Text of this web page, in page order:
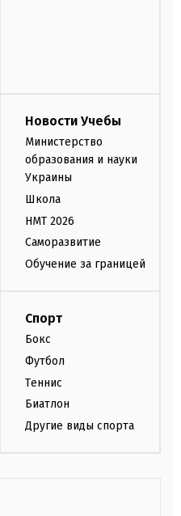
Новости Учебы
Министерство
образования и науки
Украины
Школа
НМТ 2026
Саморазвитие
Обучение за границей
Спорт
Бокс
Футбол
Теннис
Биатлон
Другие виды спорта